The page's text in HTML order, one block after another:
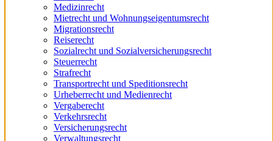
Medizinrecht
Mietrecht und Wohnungseigentumsrecht
Migrationsrecht
Reiserecht
Sozialrecht und Sozialversicherungsrecht
Steuerrecht
Strafrecht
Transportrecht und Speditionsrecht
Urheberrecht und Medienrecht
Vergaberecht
Verkehrsrecht
Versicherungsrecht
Verwaltungsrecht